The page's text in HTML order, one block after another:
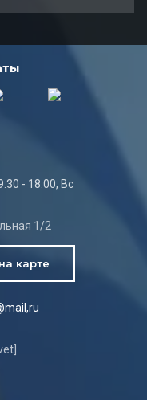
- 18:00, Вс
1/2
карте